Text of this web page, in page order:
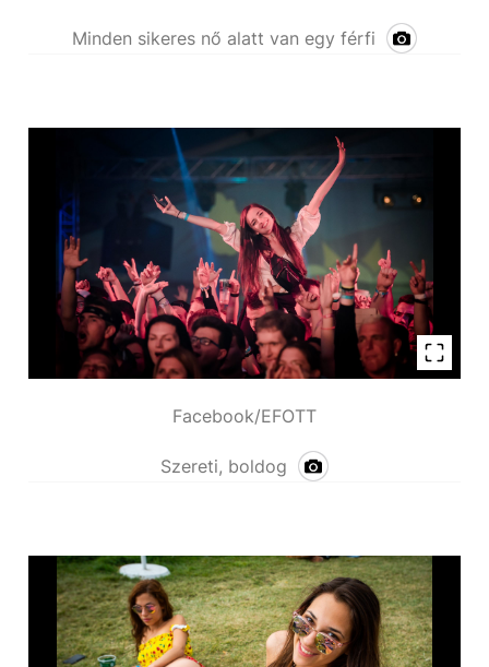
Minden sikeres nő alatt van egy férfi
Facebook/EFOTT
Szereti, boldog